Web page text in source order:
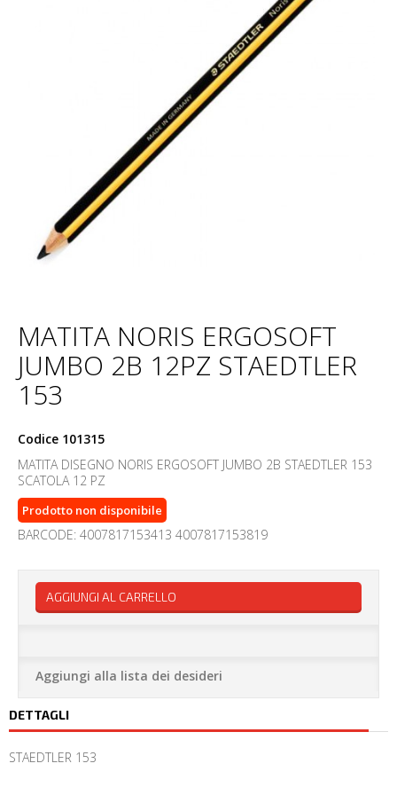
MATITA NORIS ERGOSOFT
JUMBO 2B 12PZ STAEDTLER
153
Codice 101315
MATITA DISEGNO NORIS ERGOSOFT JUMBO 2B STAEDTLER 153
SCATOLA 12 PZ
Prodotto non disponibile
BARCODE: 4007817153413 4007817153819
AGGIUNGI AL CARRELLO
Aggiungi alla lista dei desideri
DETTAGLI
STAEDTLER 153